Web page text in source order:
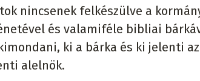
nincsenek felkészülve a
és valamiféle bibliai
ki a bárka és ki jelenti
alelnök.